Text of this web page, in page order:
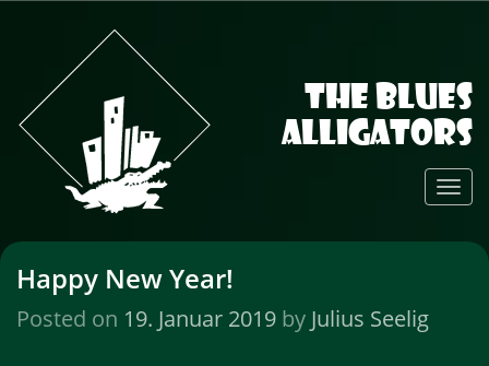
The Blues
Alligators
Toggle
Happy New Year!
Posted on 19. Januar 2019 by Julius Seelig